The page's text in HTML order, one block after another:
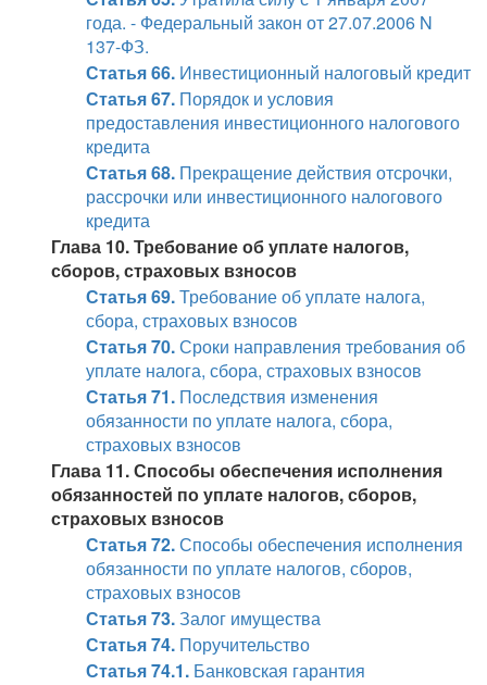
года. - Федеральный закон от 27.07.2006 N
137-ФЗ.
Статья 66. Инвестиционный налоговый кредит
Статья 67. Порядок и условия
предоставления инвестиционного налогового
кредита
Статья 68. Прекращение действия отсрочки,
рассрочки или инвестиционного налогового
кредита
Глава 10. Требование об уплате налогов,
сборов, страховых взносов
Статья 69.Требование об уплате налога,
сбора, страховых взносов
Статья 70.Сроки направления требования об
уплате налога, сбора, страховых взносов
Статья 71. Последствия изменения
обязанности по уплате налога, сбора,
страховых взносов
Глава 11. Способы обеспечения исполнения
обязанностей по уплате налогов, сборов,
страховых взносов
Статья 72.Способы обеспечения исполнения
обязанности по уплате налогов, сборов,
страховых взносов
Статья 73.Залог имущества
Статья 74. Поручительство
Статья 74.1. Банковская гарантия